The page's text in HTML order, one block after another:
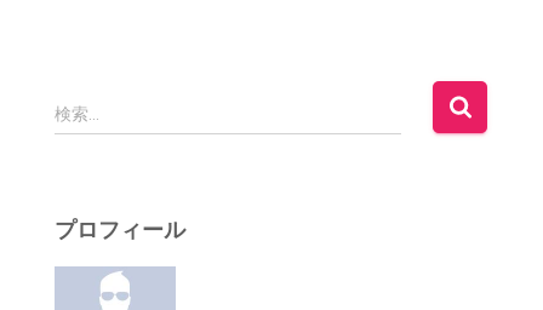
検
索
検索…
プロフィール